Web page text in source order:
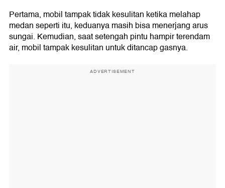
Pertama, mobil tampak tidak kesulitan ketika melahap
medan seperti itu, keduanya masih bisa menerjang arus
sungai. Kemudian, saat setengah pintu hampir terendam
air, mobil tampak kesulitan untuk ditancap gasnya.
ADVERTISEMENT